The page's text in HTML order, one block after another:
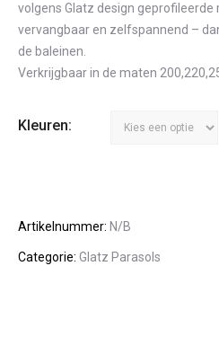
volgens Glatz design geprofileerde
vervangbaar en zelfspannend –
de baleinen.
Verkrijgbaar in de maten
Kleuren:
Artikelnummer: N/B
Categorie: Glatz Parasols